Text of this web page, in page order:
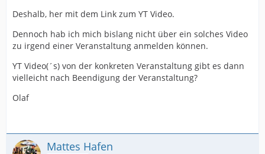
Deshalb, her mit dem Link zum YT Video.
Dennoch hab ich mich bislang nicht über ein solches Video
zu irgend einer Veranstaltung anmelden können.
YT Video(´s) von der konkreten Veranstaltung gibt es dann
vielleicht nach Beendigung der Veranstaltung?
Olaf
Mattes Hafen